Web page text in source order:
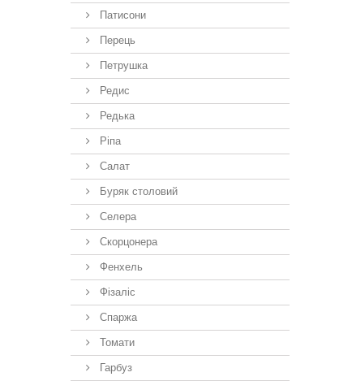
Патисони
Перець
Петрушка
Редис
Редька
Ріпа
Салат
Буряк столовий
Селера
Скорцонера
Фенхель
Фізаліс
Спаржа
Томати
Гарбуз